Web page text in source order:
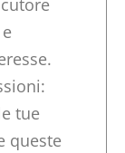
tue
queste